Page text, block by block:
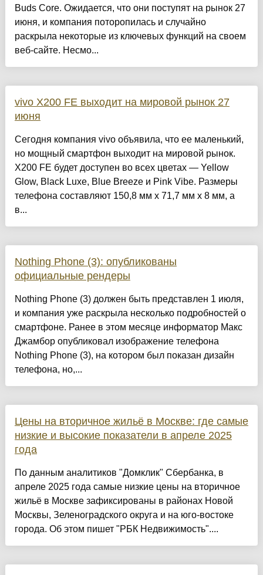
Buds Core. Ожидается, что они поступят на рынок 27
июня, и компания поторопилась и случайно
раскрыла некоторые из ключевых функций на своем
веб-сайте. Несмо...
vivo X200 FE выходит на мировой рынок 27
июня
Сегодня компания vivo объявила, что ее маленький,
но мощный смартфон выходит на мировой рынок.
X200 FE будет доступен во всех цветах — Yellow
Glow, Black Luxe, Blue Breeze и Pink Vibe. Размеры
телефона составляют 150,8 мм x 71,7 мм x 8 мм, а
в...
Nothing Phone (3): опубликованы
официальные рендеры
Nothing Phone (3) должен быть представлен 1 июля,
и компания уже раскрыла несколько подробностей о
смартфоне. Ранее в этом месяце информатор Макс
Джамбор опубликовал изображение телефона
Nothing Phone (3), на котором был показан дизайн
телефона, но,...
Цены на вторичное жильё в Москве: где самые
низкие и высокие показатели в апреле 2025
года
По данным аналитиков "Домклик" Сбербанка, в
апреле 2025 года самые низкие цены на вторичное
жильё в Москве зафиксированы в районах Новой
Москвы, Зеленоградского округа и на юго-востоке
города. Об этом пишет "РБК Недвижимость"....